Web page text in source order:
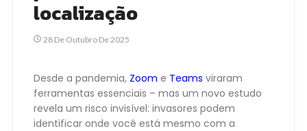
localização
28 De Outubro De 2025
Desde a pandemia, Zoom e Teams viraram
ferramentas essenciais – mas um novo estudo
revela um risco invisível: invasores podem
identificar onde você está mesmo com a